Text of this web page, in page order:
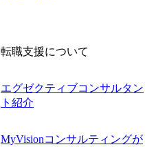
転職支援について
エグゼクティブコンサルタン
ト紹介
MyVisionコンサルティングが